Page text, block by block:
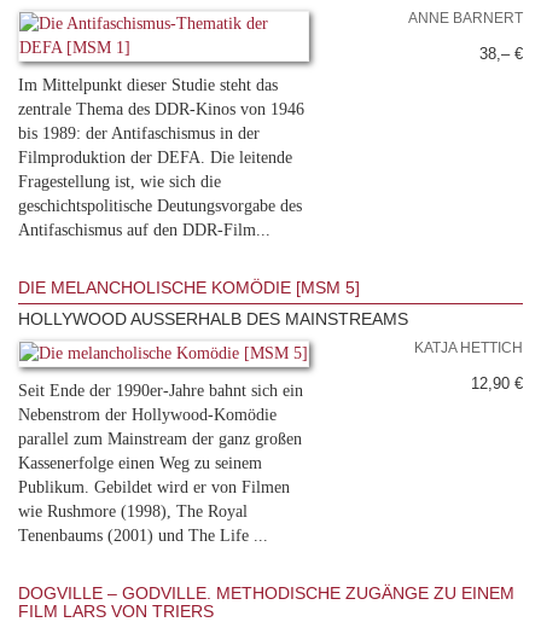
Im Mittelpunkt dieser Studie steht das
zentrale Thema des DDR-Kinos von 1946
bis 1989: der Antifaschismus in der
Filmproduktion der DEFA. Die leitende
Fragestellung ist, wie sich die
geschichtspolitische Deutungsvorgabe des
Antifaschismus auf den DDR-Film...
ANNE BARNERT
38,– €
DIE MELANCHOLISCHE KOMÖDIE [MSM 5]
HOLLYWOOD AUSSERHALB DES MAINSTREAMS
Seit Ende der 1990er-Jahre bahnt sich ein
Nebenstrom der Hollywood-Komödie
parallel zum Mainstream der ganz großen
Kassenerfolge einen Weg zu seinem
Publikum. Gebildet wird er von Filmen
wie Rushmore (1998), The Royal
Tenenbaums (2001) und The Life ...
KATJA HETTICH
12,90 €
DOGVILLE – GODVILLE. METHODISCHE ZUGÄNGE ZU EINEM
FILM LARS VON TRIERS